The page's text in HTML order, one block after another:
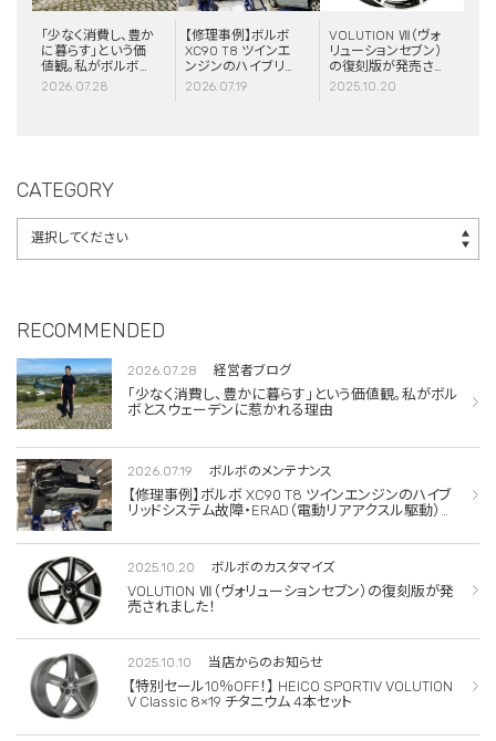
「少なく消費し、豊か
に暮らす」という価
値観。私がボルボと
スウェーデンに惹か
2026.07.28
【修理事例】ボルボ
XC90 T8 ツインエ
ンジンのハイブリッ
ドシステム故障・
2026.07.19
VOLUTION Ⅶ（ヴォ
リューションセブン）
の復刻版が発売さ
れました！
2025.10.20
CATEGORY
RECOMMENDED
2026.07.28 経営者ブログ
「少なく消費し、豊かに暮らす」という価値観。私がボル
ボとスウェーデンに惹かれる理由
2026.07.19 ボルボのメンテナンス
【修理事例】ボルボ XC90 T8 ツインエンジンのハイブ
リッドシステム故障・ERAD（電動リアアクスル駆動）交
2025.10.20 ボルボのカスタマイズ
VOLUTION Ⅶ（ヴォリューションセブン）の復刻版が発
売されました！
2025.10.10 当店からのお知らせ
【特別セール10％OFF！】 HEICO SPORTIV VOLUTION
V Classic 8×19 チタニウム 4本セット